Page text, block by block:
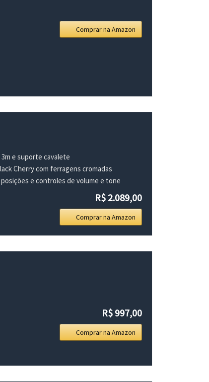
Comprar na Amazon
e suporte cavalete
Cherry com ferragens cromadas
e controles de volume e tone
R$ 2.089,00
Comprar na Amazon
R$ 997,00
Comprar na Amazon